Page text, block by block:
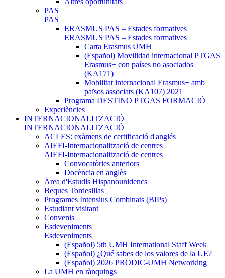
PAS
PAS
ERASMUS PAS – Estades formatives
ERASMUS PAS – Estades formatives
Carta Erasmus UMH
(Español) Movilidad internacional PTGAS
Erasmus+ con países no asociados
(KA171)
Mobilitat internacional Erasmus+ amb
països associats (KA107) 2021
Programa DESTINO PTGAS FORMACIÓ
Experiències
INTERNACIONALITZACIÓ
INTERNACIONALITZACIÓ
ACLES: exàmens de certificació d'anglés
AIEFI-Internacionalització de centres
AIEFI-Internacionalització de centres
Convocatòries anteriors
Docència en anglès
Àrea d'Estudis Hispanounidencs
Beques Tordesillas
Programes Intensius Combinats (BIPs)
Estudiant visitant
Convenis
Esdeveniments
Esdeveniments
(Español) 5th UMH International Staff Week
(Español) ¿Qué sabes de los valores de la UE?
(Español) 2026 PRODIC-UMH Networking
La UMH en rànquings